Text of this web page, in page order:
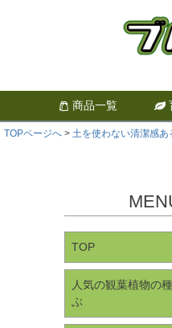
商品一覧
TOPページへ 土を使わない清潔感あ
TOP
人気の観葉植物の
ぶ